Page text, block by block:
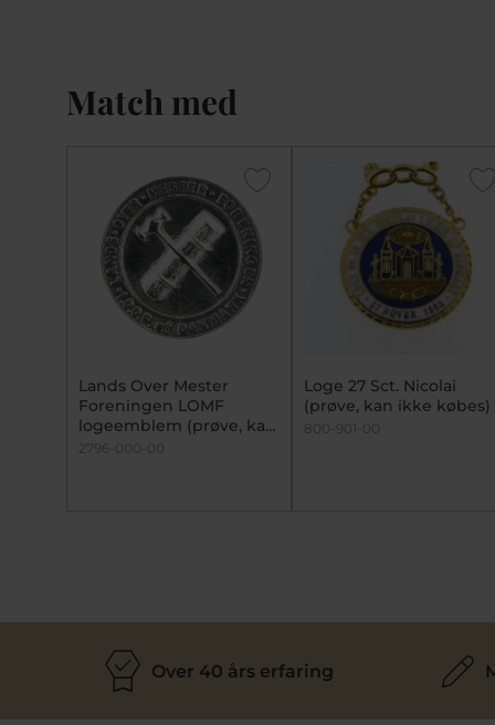
Match med
Lands Over Mester
Foreningen LOMF
logeemblem (prøve, kan
ikke købes)
2796-000-00
Loge 27 Sct. Nicolai
(prøve, kan ikke købes)
800-901-00
Over 40 års erfaring